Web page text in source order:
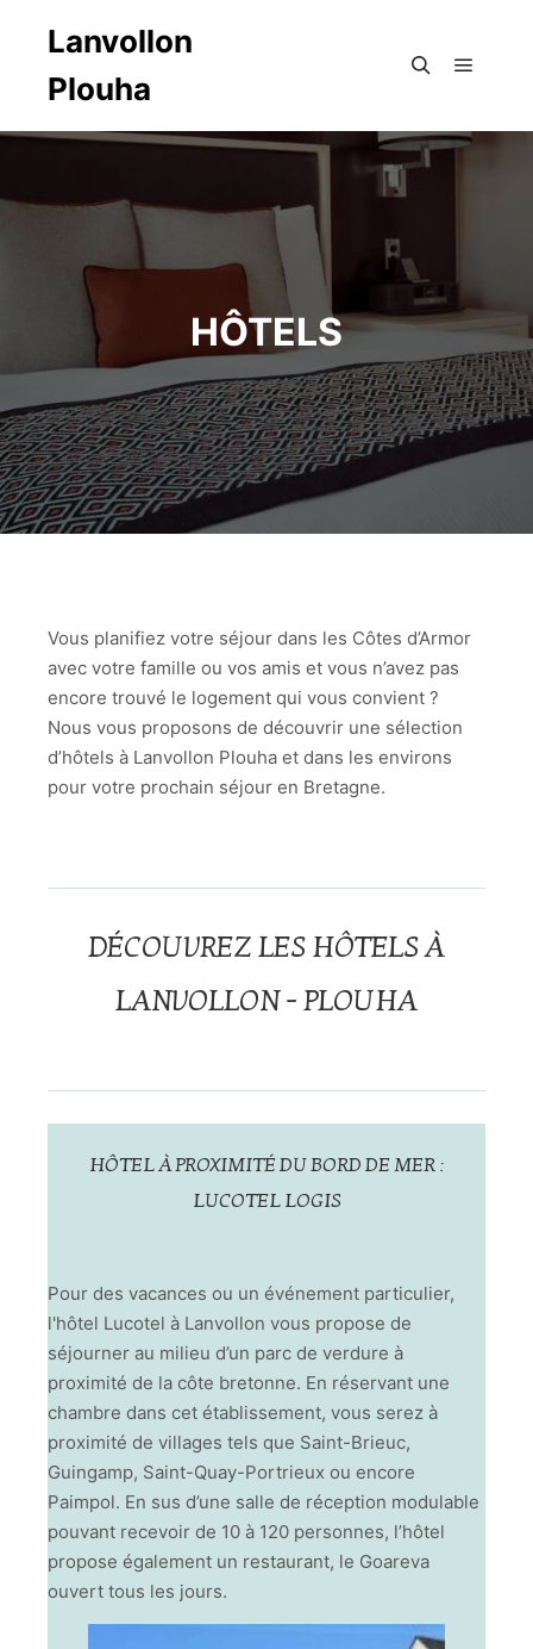
Lanvollon
Plouha
HÔTELS
Vous planifiez votre séjour dans les Côtes d’Armor
avec votre famille ou vos amis et vous n’avez pas
encore trouvé le logement qui vous convient ?
Nous vous proposons de découvrir une sélection
d’hôtels à Lanvollon Plouha et dans les environs
pour votre prochain séjour en Bretagne.
DÉCOUVREZ LES HÔTELS À
LANVOLLON - PLOUHA
HÔTEL À PROXIMITÉ DU BORD DE MER :
LUCOTEL LOGIS
Pour des vacances ou un événement particulier,
l'hôtel Lucotel à Lanvollon vous propose de
séjourner au milieu d’un parc de verdure à
proximité de la côte bretonne. En réservant une
chambre dans cet établissement, vous serez à
proximité de villages tels que Saint-Brieuc,
Guingamp, Saint-Quay-Portrieux ou encore
Paimpol. En sus d’une salle de réception modulable
pouvant recevoir de 10 à 120 personnes, l’hôtel
propose également un restaurant, le Goareva
ouvert tous les jours.